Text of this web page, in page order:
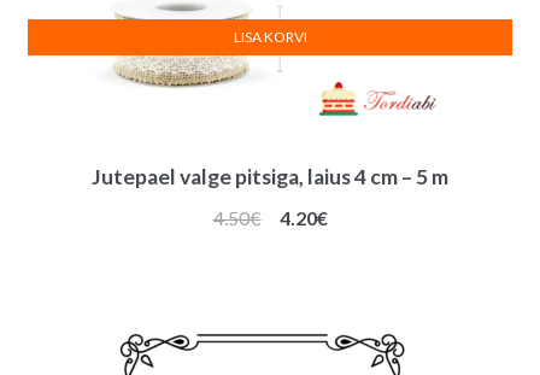
Jutepael valge pitsiga, laius 4 cm – 5 m
4.50€
Algne
4.20€Praegune
LISA KORVI